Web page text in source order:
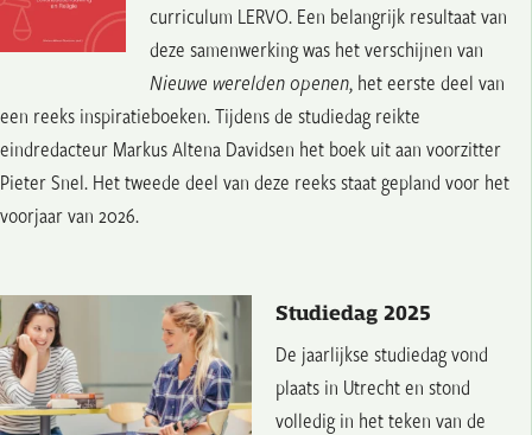
curriculum LERVO. Een belangrijk resultaat van
deze samenwerking was het verschijnen van
Nieuwe werelden openen, het eerste deel van
een reeks inspiratieboeken. Tijdens de studiedag reikte
eindredacteur Markus Altena Davidsen het boek uit aan voorzitter
Pieter Snel. Het tweede deel van deze reeks staat gepland voor het
voorjaar van 2026.
Studiedag 2025
De jaarlijkse studiedag vond
plaats in Utrecht en stond
volledig in het teken van de